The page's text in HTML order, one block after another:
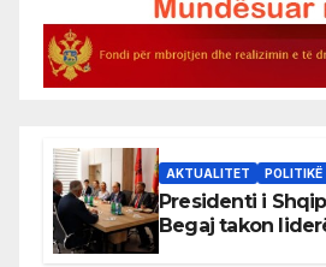
AKTUALITET POLITIKË
Presidenti i
Begaj takon